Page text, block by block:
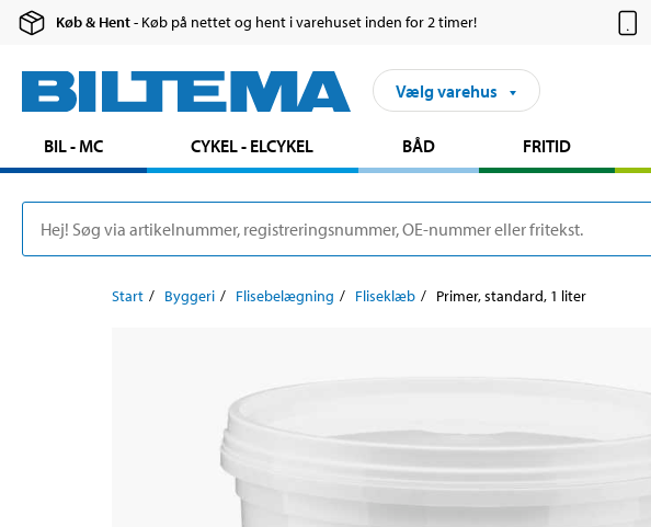
Køb & Hent- Køb på nettet og hent i varehuset inden for 2 timer!
Vælg varehus
BIL - MC CYKEL - ELCYKEL BÅD FRITID
Start Byggeri Flisebelægning Fliseklæb Primer, standard, 1 liter